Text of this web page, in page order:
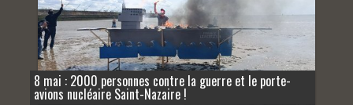
8 mai : 2000 personnes contre la guerre et le porte-
avions nucléaire Saint-Nazaire !